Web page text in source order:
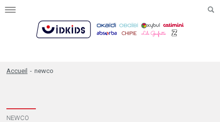
Toggle
Accueil - newco
NEWCO